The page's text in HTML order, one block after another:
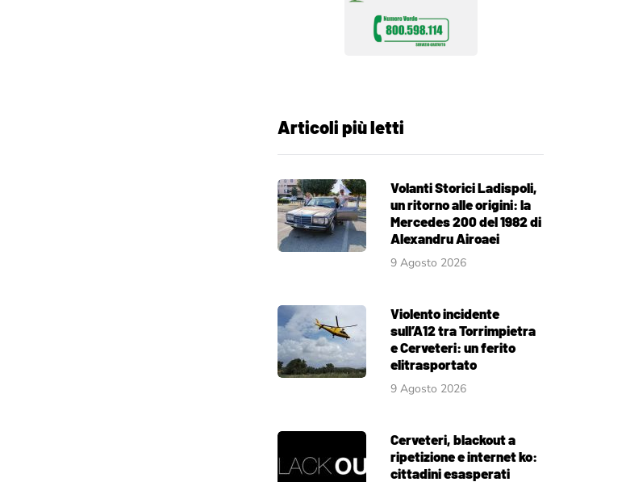
Articoli più letti
Volanti Storici Ladispoli,
un ritorno alle origini: la
Mercedes 200 del 1982 di
Alexandru Airoaei
9 Agosto 2026
Violento incidente
sull’A12 tra Torrimpietra
e Cerveteri: un ferito
elitrasportato
9 Agosto 2026
Cerveteri, blackout a
ripetizione e internet ko:
cittadini esasperati